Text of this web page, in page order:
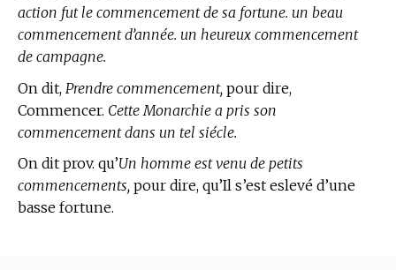
action fut le commencement de sa fortune. un beau
commencement d’année. un heureux commencement
de campagne.
On dit, Prendre commencement, pour dire,
Commencer. Cette Monarchie a pris son
commencement dans un tel siécle.
On dit prov. qu’Un homme est venu de petits
commencements, pour dire, qu’Il s’est eslevé d’une
basse fortune.